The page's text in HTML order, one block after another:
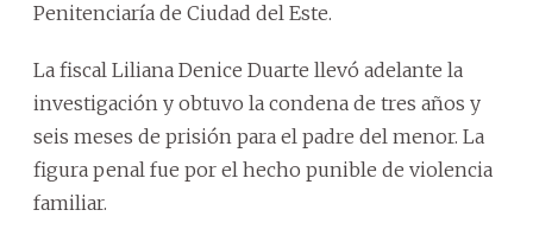
Penitenciaría de Ciudad del Este.
La fiscal Liliana Denice Duarte llevó adelante la
investigación y obtuvo la condena de tres años y
seis meses de prisión para el padre del menor. La
figura penal fue por el hecho punible de violencia
familiar.